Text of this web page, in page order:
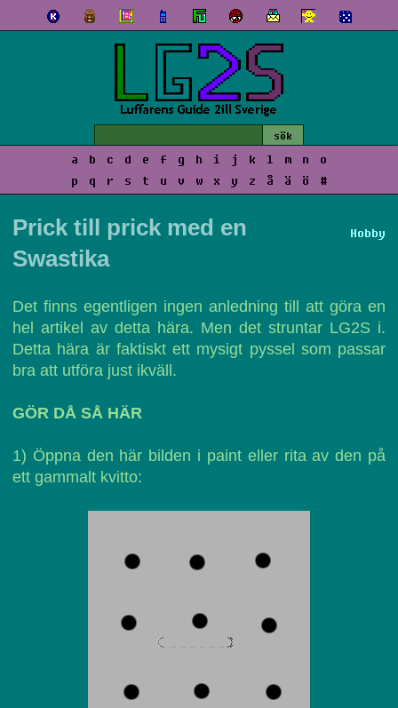
a b c d e f g h i j k l m n
o
p
q r s t u v w x y z å ä ö #
Hobby
Prick till prick med en
Swastika
Det finns egentligen ingen anledning till att göra en
hel artikel av detta hära. Men det struntar LG2S i.
Detta hära är faktiskt ett mysigt pyssel som passar
bra att utföra just ikväll.
GÖR DÅ SÅ HÄR
1) Öppna den här bilden i paint eller rita av den på
ett gammalt kvitto: